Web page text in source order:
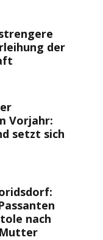
der
Vorjahr:
setzt sich
nach